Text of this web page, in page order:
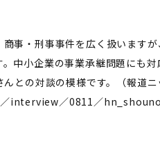
事・刑事事件を広く扱います
中小企業の事業承継問題にも対
との対談の模様です。（報道ニ
interview／0811／